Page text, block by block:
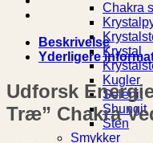
Chakra
Krystal
Kugler
Selenit
Shungit
Sten
Smykker
Beskrivelse
Yderligere
Udforsk
Træ” Chakra